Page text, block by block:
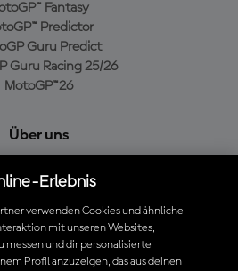
Fantasy
Predictor
Guru Predict
Guru Racing 25/26
MotoGP™26
Über uns
Richtlinien
Kaufrichtlinie
Erlebnis
verwenden Cookies und ähnliche
mit unseren Websites,
messen und dir personalisierte
Profil anzuzeigen, das aus deinen